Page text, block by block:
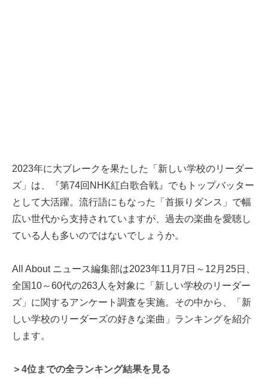
2023年に大ブレークを果たした「新しい学校のリーダー
ズ」は、『第74回NHK紅白歌合戦』でもトップバッター
として大活躍。流行語にもなった「首振りダンス」で幅
広い世代から支持されていますが、過去の楽曲を愛聴し
ている人も多いのではないでしょうか。
All About ニュース編集部は2023年11月7日～12月25日、
全国10～60代の263人を対象に「新しい学校のリーダー
ズ」に関するアンケート調査を実施。その中から、「新
しい学校のリーダーズの好きな楽曲」ランキングを紹介
します。
＞4位までの全ランキング結果を見る